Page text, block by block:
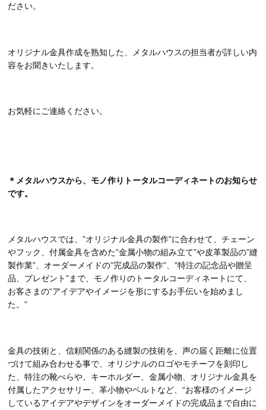
ださい。
オリジナル金具作成を熟知した、メタルハウスの担当者が詳しい内
容をお聞きいたします。
お気軽にご連絡ください。
＊メタルハウスから、モノ作りトータルコーディネートのお知らせ
です。
メタルハウスでは、”オリジナル金具の製作”に合わせて、チェーン
やフック、付属金具を含めた”金属小物の組み立て”や皮革製品の”縫
製作業”、オーダーメイドの”完成品の製作”、”特注の記念品や贈呈
品、プレゼント”まで、モノ作りのトータルコーディネートにて、
お客さまの“アイデアやイメージを形にするお手伝いを始めまし
た。”
金具の技術と、信頼関係のある縫製の技術を、声の届く距離に位置
づけて組み合わせる事で、オリジナルのロゴやモチーフを刻印し
た、特注の靴べらや、キーホルダー、金属小物、オリジナル金具を
付属したアクセサリー、革小物やベルトなど、“お客様のイメージ
しているアイデアやデザインをオーダーメイドの完成品まで自由に